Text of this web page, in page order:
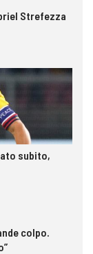
Strefezza
subito,
colpo.